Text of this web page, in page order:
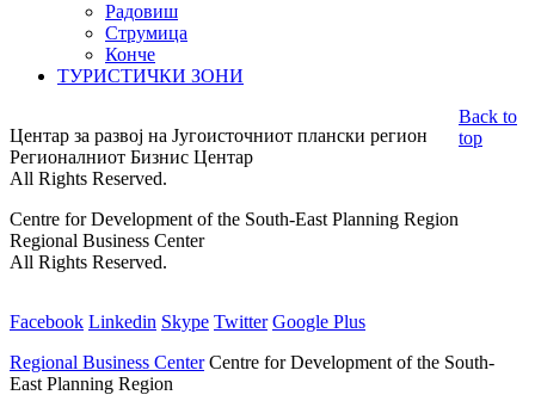
Радовиш
Струмица
Конче
ТУРИСТИЧКИ ЗОНИ
Центар за развој на Југоисточниот плански регион
Регионалниот Бизнис Центар
All Rights Reserved.
Centre for Development of the South-East Planning Region
Regional Business Center
All Rights Reserved.
Facebook Linkedin Skype Twitter Google Plus
Regional Business CenterCentre for Development of the South-
East Planning Region
Back to
top